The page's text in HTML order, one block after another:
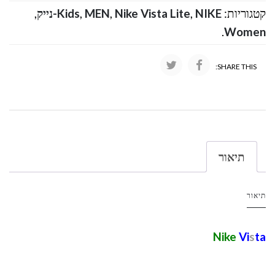
קטגוריות:
Kids, MEN, Nike Vista Lite, NIKE-נייק
,
Women
.
SHARE THIS:
תיאור
תיאור
Nike Vista